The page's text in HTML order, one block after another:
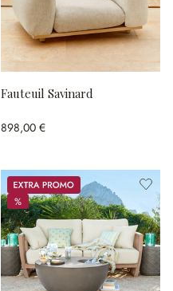
Fauteuil Savinard
898,00 €
Promos
%
%